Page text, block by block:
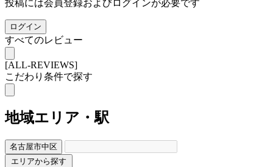
投稿には会員登録およびログインが必要です
ログイン
すべてのレビュー
[ALL-REVIEWS]
こだわり条件で探す
地域エリア・駅
名古屋市中区
エリアから探す